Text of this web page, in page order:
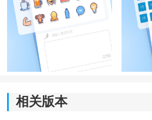
*用途特别的广泛，不错过任何
相关版本